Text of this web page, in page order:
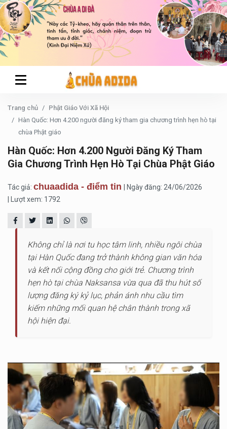
Trang chủ
Phật Giáo Với Xã Hội
Hàn Quốc: Hơn 4.200 người đăng ký tham gia chương trình hẹn hò tại
chùa Phật giáo
Hàn Quốc: Hơn 4.200 Người Đăng Ký Tham
Gia Chương Trình Hẹn Hò Tại Chùa Phật Giáo
Tác giả: chuaadida - điểm tin
| Ngày đăng: 24/06/2026
| Lượt xem: 1792
Không chỉ là nơi tu học tâm linh, nhiều ngôi chùa
tại Hàn Quốc đang trở thành không gian văn hóa
và kết nối cộng đồng cho giới trẻ. Chương trình
hẹn hò tại chùa Naksansa vừa qua đã thu hút số
lượng đăng ký kỷ lục, phản ánh nhu cầu tìm
kiếm những mối quan hệ chân thành trong xã
hội hiện đại.